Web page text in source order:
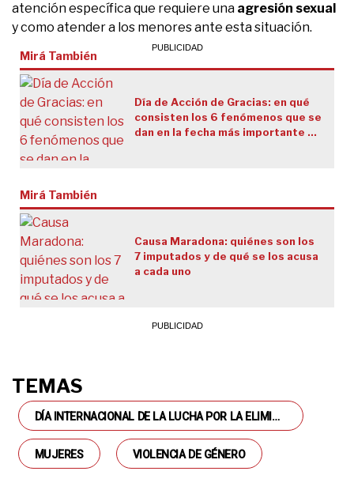
atención específica que requiere una agresión sexual
y como atender a los menores ante esta situación.
Mirá También
Día de Acción de Gracias: en qué
consisten los 6 fenómenos que se
dan en la fecha más importante de
Mirá También
Causa Maradona: quiénes son los
7 imputados y de qué se los acusa
a cada uno
TEMAS
DÍA INTERNACIONAL DE LA LUCHA POR LA ELIMINACIÓN DE LA VIOLENCIA DE GÉNERO
MUJERES VIOLENCIA DE GÉNERO